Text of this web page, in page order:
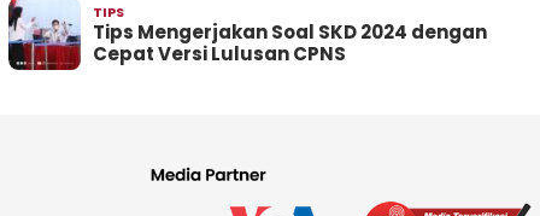
TIPS
Tips Mengerjakan Soal SKD 2024 dengan
Cepat Versi Lulusan CPNS